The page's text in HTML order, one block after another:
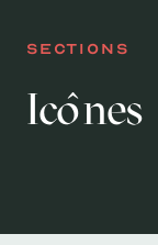
Sections
Icônes